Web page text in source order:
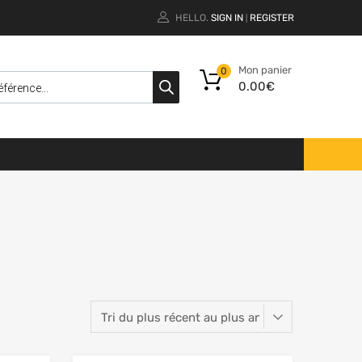
HELLO. SIGN IN REGISTER
Mon panier
0.00€
0